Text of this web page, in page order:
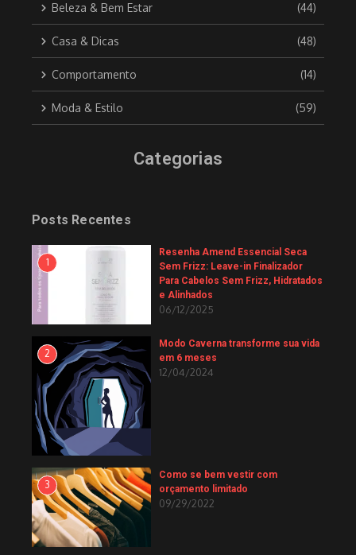
Beleza & Bem Estar (44)
Casa & Dicas (48)
Comportamento (14)
Moda & Estilo (59)
Categorias
Posts Recentes
1
Resenha Amend Essencial Seca
Sem Frizz: Leave-in Finalizador
Para Cabelos Sem Frizz, Hidratados
e Alinhados
06/12/2025
2
Modo Caverna transforme sua vida
em 6 meses
12/04/2024
3
Como se bem vestir com
orçamento limitado
09/29/2022